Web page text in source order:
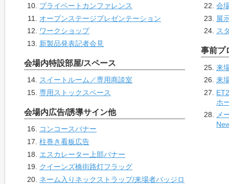
プライベートカンファレンス
オープンステージプレゼンテーション
ワークショップ
新製品発表記者会見
会場内特設部屋/スペース
スイートルーム／専用商談室
専用ストックスペース
会場内広告/誘導サイン他
コンコースバナー
柱巻き看板広告
エスカレーター上部バナー
クイーンズ橋街路灯フラッグ
ネーム入りネックストラップ/来場者バッジロ
会
展
ス
事前プ
来
来
ホ
メ